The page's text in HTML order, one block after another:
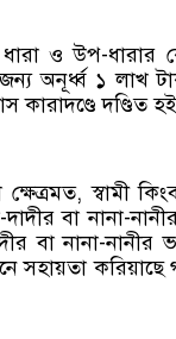
ও উপ-ধারার
অনূর্ধ্ব ১ লাখ
কারাদণ্ডে দণ্ডিত
ক্ষেত্রমত, স্বামী
দাদীর বা নানা-
বা নানা-
করিয়াছে